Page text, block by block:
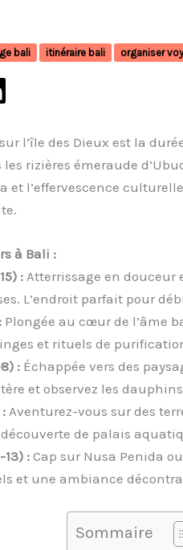
bali itinéraire bali organiser
l’île des Dieux est la
rizières émeraude
et l’effervescence
à Bali :
:Atterrissage en douceur
L’endroit parfait pour
Plongée au cœur de l’âme
et rituels de
:Échappée vers des
et observez les
Aventurez-vous sur des
de palais
:Cap sur Nusa Penida
et une ambiance
Sommaire